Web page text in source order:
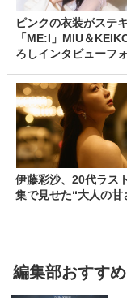
ピンクの衣装がステ
「ME:I」MIU＆
ろしインタビューフ
伊藤彩沙、20代ラス
集で見せた“大人の甘
編集部おすすめ